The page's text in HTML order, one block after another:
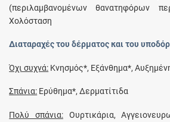
(περιλαμβανομένων θανατηφόρων
Χολόσταση
Διαταραχές του δέρματος και του
Όχι συχνά: Κνησμός*, Εξάνθημα*,
Σπάνια: Ερύθημα*, Δερματίτιδα
Πολύ σπάνια:Ουρτικάρια,